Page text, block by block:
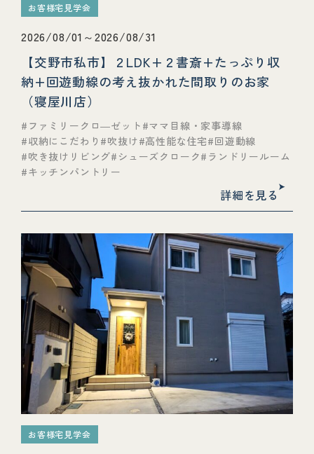
お客様宅見学会
2026/08/01～2026/08/31
【交野市私市】２LDK+２書斎+たっぷり収
納+回遊動線の考え抜かれた間取りのお家
（寝屋川店）
ファミリークロ―ゼット
ママ目線・家事導線
収納にこだわり
吹抜け 高性能な住宅
回遊動線
吹き抜けリビング
シューズクローク
ランドリールーム
キッチンパントリー
詳細を見る
お客様宅見学会